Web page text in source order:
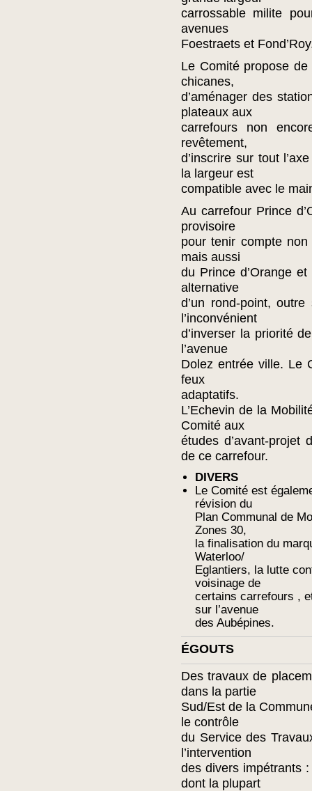
carrossable milite
avenues
Foestraets et
Le Comité propose
chicanes,
d’aménager des
plateaux aux
carrefours non
revêtement,
d’inscrire sur tout
la largeur est
compatible avec le
Au carrefour Prince
provisoire
pour tenir compte
mais aussi
du Prince d’Orange
alternative
d’un rond-point,
l’inconvénient
d’inverser la priorité
l’avenue
Dolez entrée ville. Le
feux
adaptatifs.
L’Echevin de la
Comité aux
études d’avant-projet
de ce carrefour.
DIVERS
Le Comité est
révision du
Plan Communal de
Zones 30,
la finalisation du
Waterloo/
Eglantiers, la lutte
voisinage de
certains carrefours ,
sur l’avenue
des Aubépines.
ÉGOUTS
Des travaux de
dans la partie
Sud/Est de la
le contrôle
du Service des
l’intervention
des divers impétrants
dont la plupart